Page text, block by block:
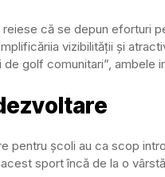
că se depun eforturi
vizibilității și
de golf comunitari”, ambele
pentru școli au ca scop
sport încă de la o